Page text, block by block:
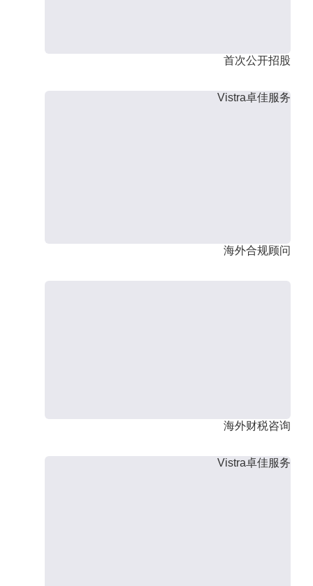
首次公开招股
Vistra卓佳服务
海外合规顾问
海外财税咨询
Vistra卓佳服务